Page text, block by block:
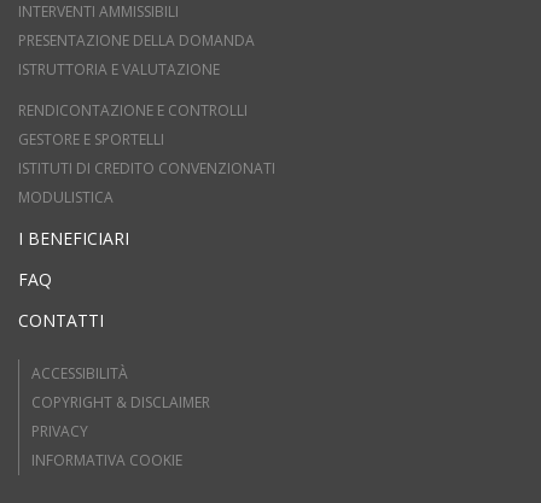
INTERVENTI AMMISSIBILI
PRESENTAZIONE DELLA DOMANDA
ISTRUTTORIA E VALUTAZIONE
RENDICONTAZIONE E CONTROLLI
GESTORE E SPORTELLI
ISTITUTI DI CREDITO CONVENZIONATI
MODULISTICA
I BENEFICIARI
FAQ
CONTATTI
ACCESSIBILITÀ
COPYRIGHT & DISCLAIMER
PRIVACY
INFORMATIVA COOKIE